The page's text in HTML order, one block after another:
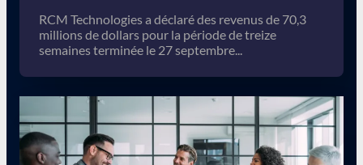
RCM Technologies a déclaré des revenus de 70,3
millions de dollars pour la période de treize
semaines terminée le 27 septembre...